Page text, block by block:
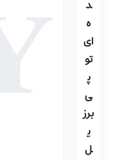
د
ه
ای
تو
پ
ی
برز
ی
ل